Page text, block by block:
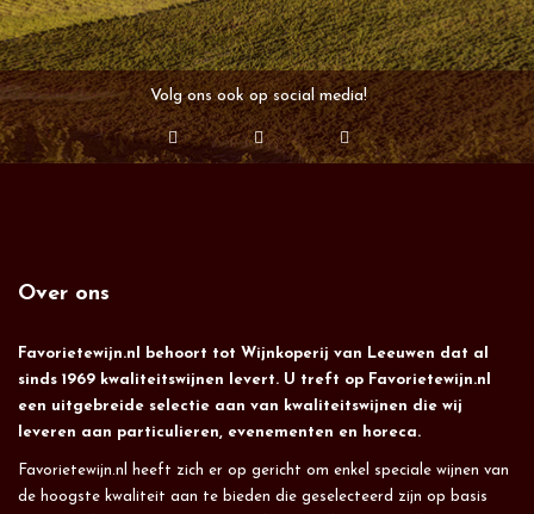
Volg ons ook op social media!
Over ons
Favorietewijn.nl behoort tot Wijnkoperij van Leeuwen dat al
sinds 1969 kwaliteitswijnen levert. U treft op Favorietewijn.nl
een uitgebreide selectie aan van kwaliteitswijnen die wij
leveren aan particulieren, evenementen en horeca.
Favorietewijn.nl heeft zich er op gericht om enkel speciale wijnen van
de hoogste kwaliteit aan te bieden die geselecteerd zijn op basis